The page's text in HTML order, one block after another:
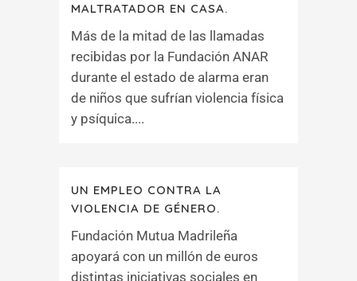
MALTRATADOR EN CASA.
Más de la mitad de las llamadas
recibidas por la Fundación ANAR
durante el estado de alarma eran
de niños que sufrían violencia física
y psíquica....
UN EMPLEO CONTRA LA
VIOLENCIA DE GÉNERO.
Fundación Mutua Madrileña
apoyará con un millón de euros
distintas iniciativas sociales en